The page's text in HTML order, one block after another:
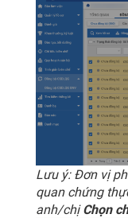
Lưu ý: Đơn vị
quan chứng
anh/chịChọn